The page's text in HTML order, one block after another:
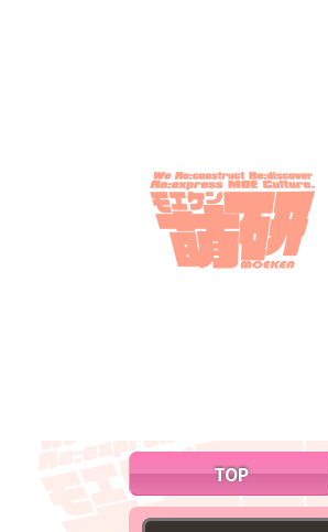
TOP